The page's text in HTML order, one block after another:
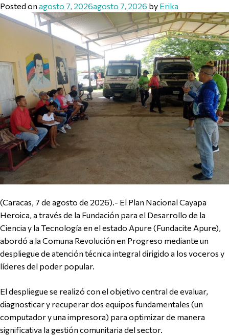
Posted on agosto 7, 2026agosto 7, 2026 by Erika
(Caracas, 7 de agosto de 2026).- El Plan Nacional Cayapa
Heroica, a través de la Fundación para el Desarrollo de la
Ciencia y la Tecnología en el estado Apure (Fundacite Apure),
abordó a la Comuna Revolución en Progreso mediante un
despliegue de atención técnica integral dirigido a los voceros y
líderes del poder popular.
El despliegue se realizó con el objetivo central de evaluar,
diagnosticar y recuperar dos equipos fundamentales (un
computador y una impresora) para optimizar de manera
significativa la gestión comunitaria del sector.